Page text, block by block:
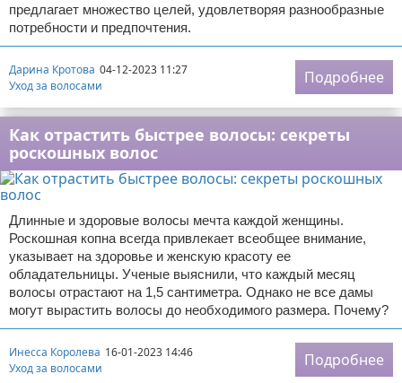
предлагает множество целей, удовлетворяя разнообразные
потребности и предпочтения.
Дарина Кротова 04-12-2023 11:27
Уход за волосами
Подробнее
Как отрастить быстрее волосы: секреты
роскошных волос
Длинные и здоровые волосы мечта каждой женщины.
Роскошная копна всегда привлекает всеобщее внимание,
указывает на здоровье и женскую красоту ее
обладательницы. Ученые выяснили, что каждый месяц
волосы отрастают на 1,5 сантиметра. Однако не все дамы
могут вырастить волосы до необходимого размера. Почему?
Инесса Королева 16-01-2023 14:46
Уход за волосами
Подробнее